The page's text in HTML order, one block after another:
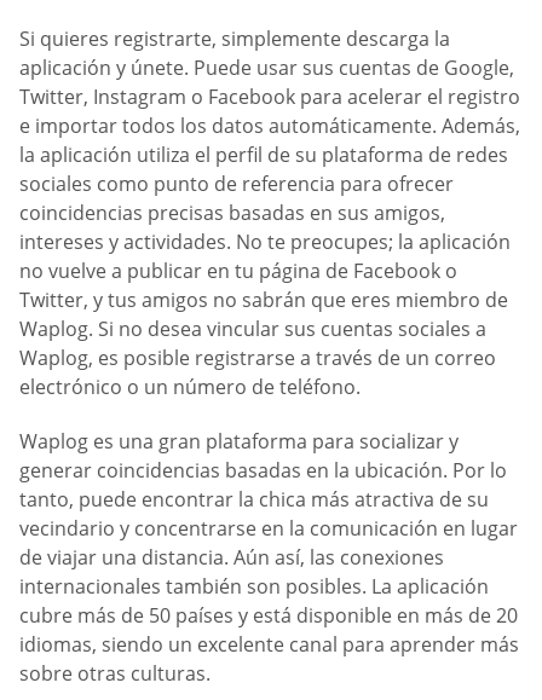
Si quieres registrarte, simplemente descarga la
aplicación y únete. Puede usar sus cuentas de Google,
Twitter, Instagram o Facebook para acelerar el registro
e importar todos los datos automáticamente. Además,
la aplicación utiliza el perfil de su plataforma de redes
sociales como punto de referencia para ofrecer
coincidencias precisas basadas en sus amigos,
intereses y actividades. No te preocupes; la aplicación
no vuelve a publicar en tu página de Facebook o
Twitter, y tus amigos no sabrán que eres miembro de
Waplog. Si no desea vincular sus cuentas sociales a
Waplog, es posible registrarse a través de un correo
electrónico o un número de teléfono.
Waplog es una gran plataforma para socializar y
generar coincidencias basadas en la ubicación. Por lo
tanto, puede encontrar la chica más atractiva de su
vecindario y concentrarse en la comunicación en lugar
de viajar una distancia. Aún así, las conexiones
internacionales también son posibles. La aplicación
cubre más de 50 países y está disponible en más de 20
idiomas, siendo un excelente canal para aprender más
sobre otras culturas.